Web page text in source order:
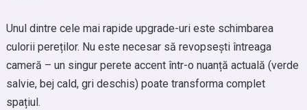
Unul dintre cele mai rapide upgrade-uri este schimbarea
culorii pereților. Nu este necesar să revopsești întreaga
cameră – un singur perete accent într-o nuanță actuală (verde
salvie, bej cald, gri deschis) poate transforma complet
spațiul.